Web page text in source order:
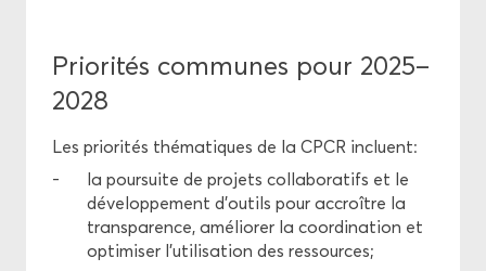
Prio­ri­tés com­munes pour 2025–
2028
Les prio­ri­tés thé­ma­tiques de la CPCR in­cluent:
la pour­suite de pro­jets col­la­bo­ra­tifs et le
dé­ve­lop­pe­ment d’ou­tils pour ac­croître la
trans­pa­rence, amé­lio­rer la co­or­di­na­tion et
op­ti­mi­ser l’uti­li­sa­tion des res­sources;